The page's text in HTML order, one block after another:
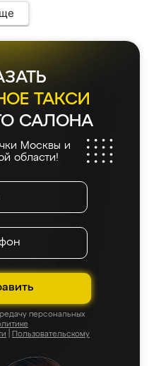
ТАКСИ
САЛОНА
Москвы и
области!
персональных
Пользовательскому